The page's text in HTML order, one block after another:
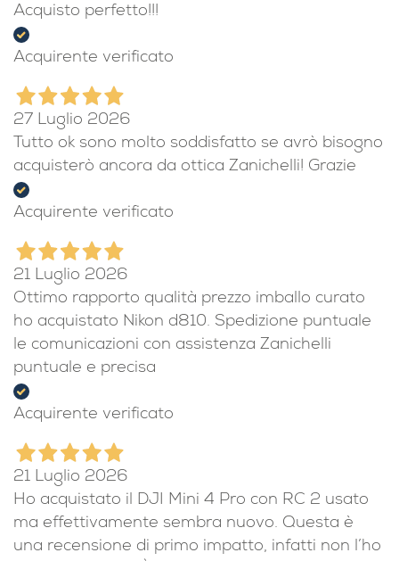
Acquisto perfetto!!!
Acquirente verificato
27 Luglio 2026
Tutto ok sono molto soddisfatto se avrò bisogno
acquisterò ancora da ottica Zanichelli! Grazie
Acquirente verificato
21 Luglio 2026
Ottimo rapporto qualità prezzo imballo curato
ho acquistato Nikon d810. Spedizione puntuale
le comunicazioni con assistenza Zanichelli
puntuale e precisa
Acquirente verificato
21 Luglio 2026
Ho acquistato il DJI Mini 4 Pro con RC 2 usato
ma effettivamente sembra nuovo. Questa è
una recensione di primo impatto, infatti non l’ho